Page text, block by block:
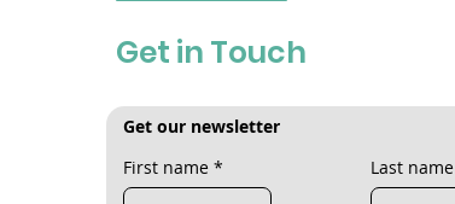
Get in Touch
Get our newsletter
First name * Last name